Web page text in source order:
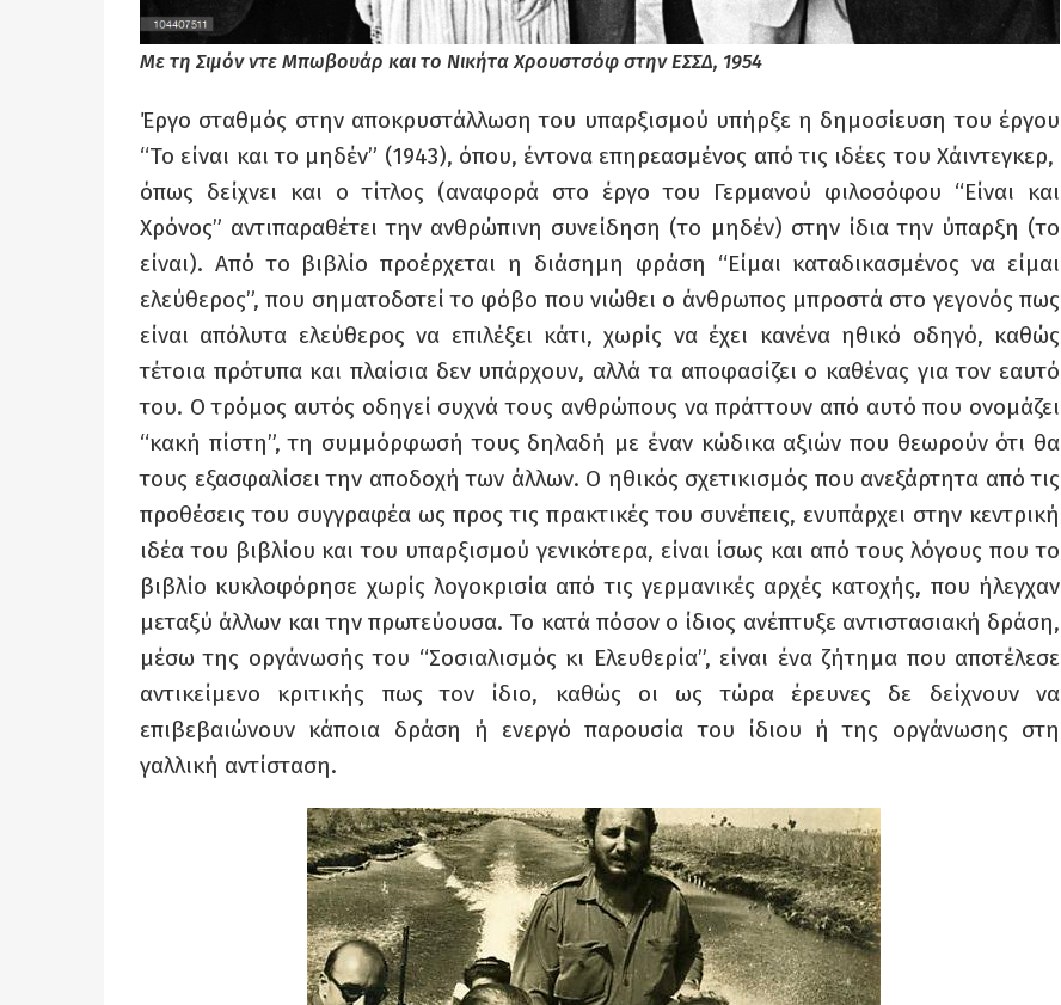
Με τη Σιμόν ντε Μπωβουάρ και το Νικήτα Χρουστσόφ στην ΕΣΣΔ, 1954
Έργο σταθμός στην αποκρυστάλλωση του υπαρξισμού υπήρξε η δημοσίευση του έργου
“Το είναι και το μηδέν” (1943), όπου, έντονα επηρεασμένος από τις ιδέες του Χάιντεγκερ,
όπως δείχνει και ο τίτλος (αναφορά στο έργο του Γερμανού φιλοσόφου “Είναι και
Χρόνος” αντιπαραθέτει την ανθρώπινη συνείδηση (το μηδέν) στην ίδια την ύπαρξη (το
είναι). Από το βιβλίο προέρχεται η διάσημη φράση “Είμαι καταδικασμένος να είμαι
ελεύθερος”, που σηματοδοτεί το φόβο που νιώθει ο άνθρωπος μπροστά στο γεγονός πως
είναι απόλυτα ελεύθερος να επιλέξει κάτι, χωρίς να έχει κανένα ηθικό οδηγό, καθώς
τέτοια πρότυπα και πλαίσια δεν υπάρχουν, αλλά τα αποφασίζει ο καθένας για τον εαυτό
του. Ο τρόμος αυτός οδηγεί συχνά τους ανθρώπους να πράττουν από αυτό που ονομάζει
“κακή πίστη”, τη συμμόρφωσή τους δηλαδή με έναν κώδικα αξιών που θεωρούν ότι θα
τους εξασφαλίσει την αποδοχή των άλλων. Ο ηθικός σχετικισμός που ανεξάρτητα από τις
προθέσεις του συγγραφέα ως προς τις πρακτικές του συνέπεις, ενυπάρχει στην κεντρική
ιδέα του βιβλίου και του υπαρξισμού γενικότερα, είναι ίσως και από τους λόγους που το
βιβλίο κυκλοφόρησε χωρίς λογοκρισία από τις γερμανικές αρχές κατοχής, που ήλεγχαν
μεταξύ άλλων και την πρωτεύουσα. Το κατά πόσον ο ίδιος ανέπτυξε αντιστασιακή δράση,
μέσω της οργάνωσής του “Σοσιαλισμός κι Ελευθερία”, είναι ένα ζήτημα που αποτέλεσε
αντικείμενο κριτικής πως τον ίδιο, καθώς οι ως τώρα έρευνες δε δείχνουν να
επιβεβαιώνουν κάποια δράση ή ενεργό παρουσία του ίδιου ή της οργάνωσης στη
γαλλική αντίσταση.